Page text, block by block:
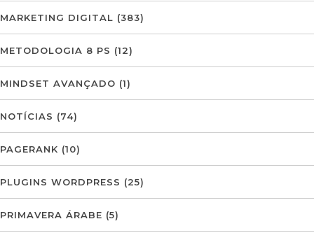
MARKETING DIGITAL (383)
METODOLOGIA 8 PS (12)
MINDSET AVANÇADO (1)
NOTÍCIAS (74)
PAGERANK (10)
PLUGINS WORDPRESS (25)
PRIMAVERA ÁRABE (5)